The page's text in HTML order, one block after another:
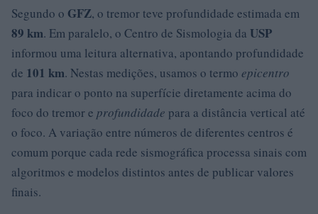
Segundo o GFZ, o tremor teve profundidade estimada em
89 km. Em paralelo, o Centro de Sismologia da USP
informou uma leitura alternativa, apontando profundidade
de 101 km. Nestas medições, usamos o termo epicentro
para indicar o ponto na superfície diretamente acima do
foco do tremor e profundidade para a distância vertical até
o foco. A variação entre números de diferentes centros é
comum porque cada rede sismográfica processa sinais com
algoritmos e modelos distintos antes de publicar valores
finais.